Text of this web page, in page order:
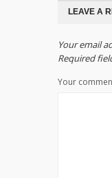
LEAVE A
Your email
Required
Your